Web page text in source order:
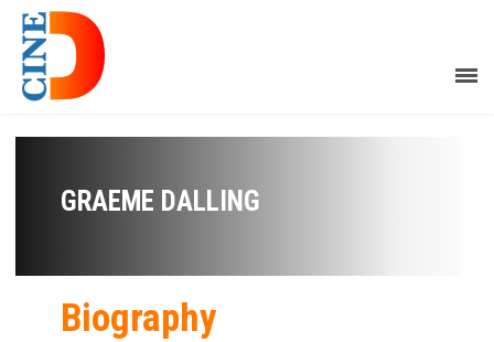
GRAEME DALLING
Biography